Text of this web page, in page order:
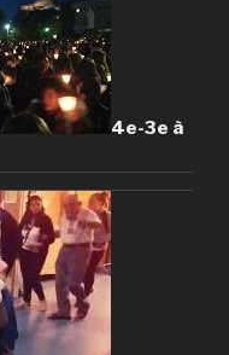
4e-3e à